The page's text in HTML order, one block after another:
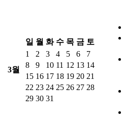
3월
일 월 화 수 목 금 토
1
2 3 4 5 6
7
8
9 10 11 12 13 14
15 16 17 18 19 20 21
22 23 24 25 26 27 28
29 30 31